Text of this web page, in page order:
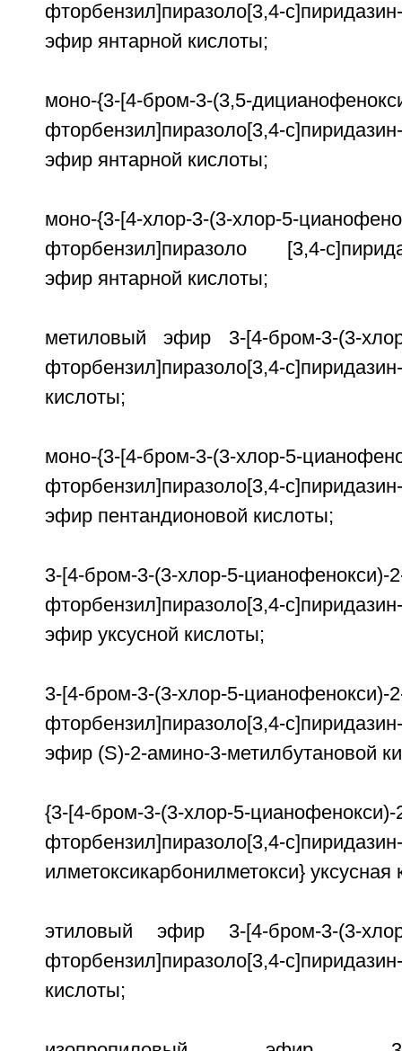
фторбензил]пиразоло[3,4-
эфир янтарной кислоты;
моно-{3-[4-бром-3-(3,5-
фторбензил]пиразоло[3,4-
эфир янтарной кислоты;
моно-{3-[4-хлор-3-(3-хлор-5-
фторбензил]пиразоло [3,4-
эфир янтарной кислоты;
метиловый эфир 3-[4-бром-3-(3-
фторбензил]пиразоло[3,4-
кислоты;
моно-{3-[4-бром-3-(3-хлор-5-
фторбензил]пиразоло[3,4-
эфир пентандионовой кислоты;
3-[4-бром-3-(3-хлор-5-цианофенокси)-
фторбензил]пиразоло[3,4-
эфир уксусной кислоты;
3-[4-бром-3-(3-хлор-5-цианофенокси)-
фторбензил]пиразоло[3,4-
эфир (S)-2-амино-3-метилбутановой
{3-[4-бром-3-(3-хлор-5-цианофенокси)-
фторбензил]пиразоло[3,4-
илметоксикарбонилметокси} уксусная
этиловый эфир 3-[4-бром-3-(3-
фторбензил]пиразоло[3,4-
кислоты;